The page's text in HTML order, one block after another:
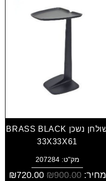
שולחן נשכן BRASS BLACK
33X33X61
מק"ט: 207284
מחיר: ₪900.00
₪720.00